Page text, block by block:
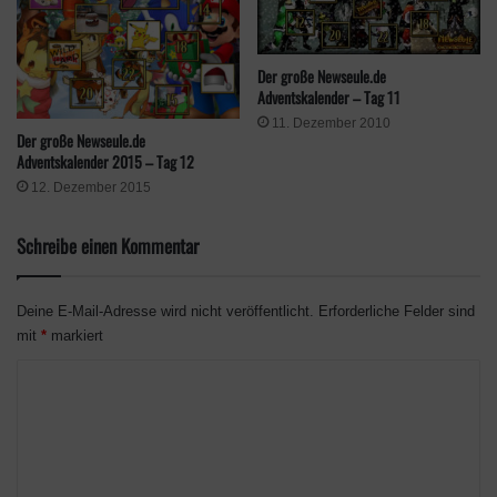
Der große Newseule.de
Adventskalender 2015 – Tag 12
12. Dezember 2015
Der große Newseule.de
Adventskalender – Tag 11
11. Dezember 2010
Schreibe einen Kommentar
Deine E-Mail-Adresse wird nicht veröffentlicht. Erforderliche Felder sind
mit * markiert